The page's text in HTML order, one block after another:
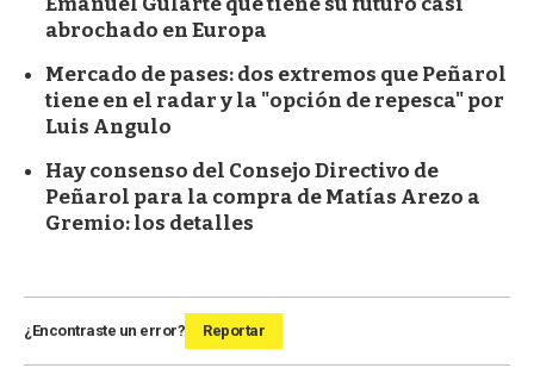
abrochado en Europa
Mercado de pases: dos extremos que Peñarol
tiene en el radar y la "opción de repesca" por
Luis Angulo
Hay consenso del Consejo Directivo de
Peñarol para la compra de Matías Arezo a
Gremio: los detalles
¿Encontraste un error? Reportar